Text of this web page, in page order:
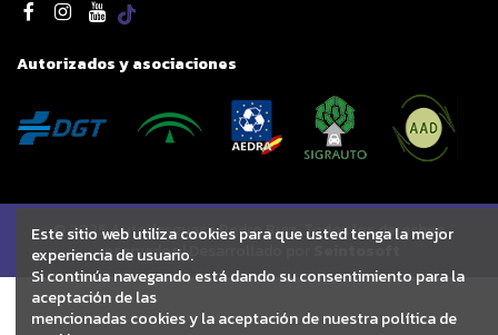
Autorizados y asociaciones
© 2025 Autodesguace Pedro Ruiz. Todos los derechos
reservados | Desarrollado por
Este sitio web utiliza cookies para que usted tenga la mejor
experiencia de usuario.
Si continúa navegando está dando su consentimiento para la
aceptación de las
mencionadas cookies y la aceptación de nuestra política de